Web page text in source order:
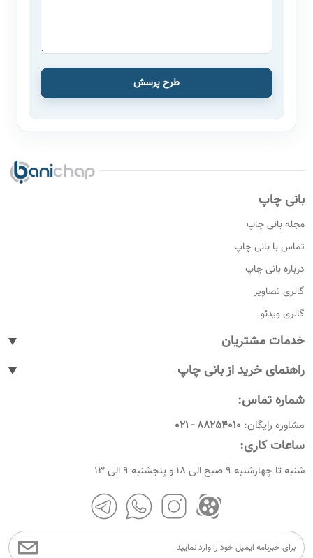
طرح پرسش
بانی چاپ
مجله بانی چاپ
تماس با بانی چاپ
درباره بانی چاپ
گالری تصاویر
گالری ویدئو
خدمات مشتریان
پیگیری سفارشات
رویه های بازگرداندن کالا
شرایط و قوانین
راهنمای خرید از بانی چاپ
نحوه ثبت سفارش
نحوه ثبت نام
نحوه ارسال سفارشات
راهنمای پرداخت
شماره تماس:
مشاوره رایگان: 88254010 - 021
ساعات کاری:
شنبه تا چهارشنبه 9 صبح الی 18 و پنجشنبه 9 الی 13